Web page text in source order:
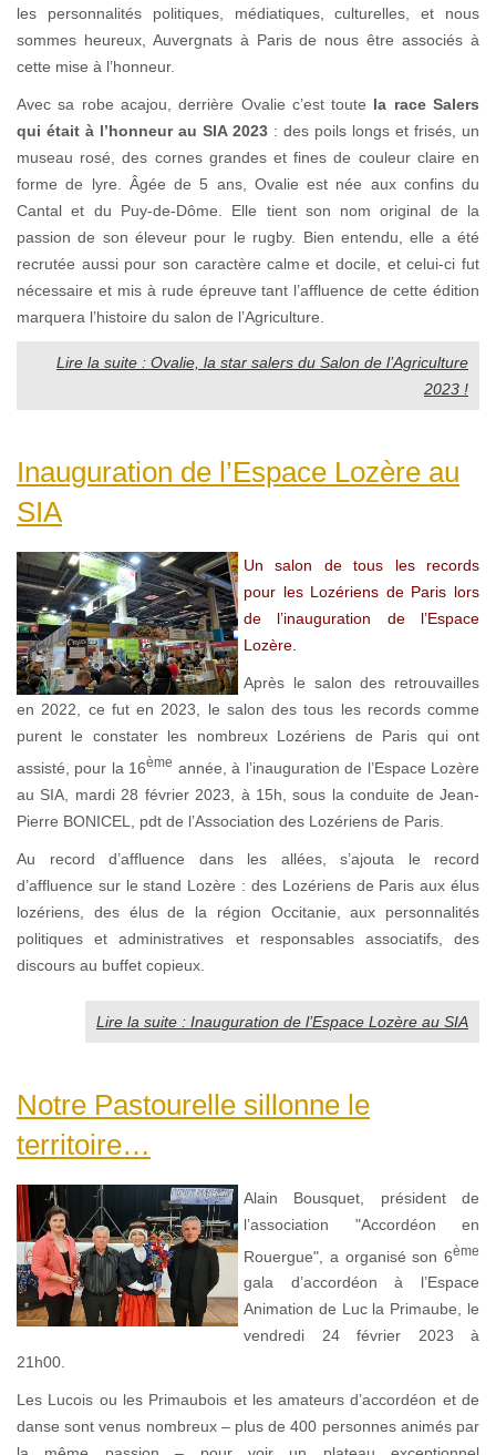
les personnalités politiques, médiatiques, culturelles, et nous
sommes heureux, Auvergnats à Paris de nous être associés à
cette mise à l’honneur.
Avec sa robe acajou, derrière Ovalie c’est toute la race Salers
qui était à l’honneur au SIA 2023 : des poils longs et frisés, un
museau rosé, des cornes grandes et fines de couleur claire en
forme de lyre. Âgée de 5 ans, Ovalie est née aux confins du
Cantal et du Puy-de-Dôme. Elle tient son nom original de la
passion de son éleveur pour le rugby. Bien entendu, elle a été
recrutée aussi pour son caractère calme et docile, et celui-ci fut
nécessaire et mis à rude épreuve tant l’affluence de cette édition
marquera l’histoire du salon de l’Agriculture.
Lire la suite : Ovalie, la star salers du Salon de l’Agriculture
2023 !
Inauguration de l’Espace Lozère au
SIA
Un salon de tous les records
pour les Lozériens de Paris lors
de l’inauguration de l’Espace
Lozère.
Après le salon des retrouvailles
en 2022, ce fut en 2023, le salon des tous les records comme
purent le constater les nombreux Lozériens de Paris qui ont
assisté, pour la 16ème année, à l’inauguration de l’Espace Lozère
au SIA, mardi 28 février 2023, à 15h, sous la conduite de Jean-
Pierre BONICEL, pdt de l’Association des Lozériens de Paris.
Au record d’affluence dans les allées, s’ajouta le record
d’affluence sur le stand Lozère : des Lozériens de Paris aux élus
lozériens, des élus de la région Occitanie, aux personnalités
politiques et administratives et responsables associatifs, des
discours au buffet copieux.
Lire la suite : Inauguration de l’Espace Lozère au SIA
Notre Pastourelle sillonne le
territoire…
Alain Bousquet, président de
l’association "Accordéon en
Rouergue", a organisé son 6ème
gala d’accordéon à l’Espace
Animation de Luc la Primaube, le
vendredi 24 février 2023 à
21h00.
Les Lucois ou les Primaubois et les amateurs d’accordéon et de
danse sont venus nombreux – plus de 400 personnes animés par